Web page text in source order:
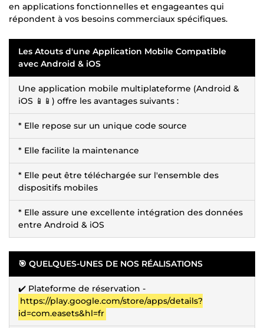
en applications fonctionnelles et engageantes qui
répondent à vos besoins commerciaux spécifiques.
Les Atouts d'une Application Mobile Compatible
avec Android & iOS
Une application mobile multiplateforme (Android &
iOS 📱📱) offre les avantages suivants :
* Elle repose sur un unique code source
* Elle facilite la maintenance
* Elle peut être téléchargée sur l'ensemble des
dispositifs mobiles
* Elle assure une excellente intégration des données
entre Android & iOS
🎯 QUELQUES-UNES DE NOS RÉALISATIONS
✔️ Plateforme de réservation -
https://play.google.com/store/apps/details?
id=com.easets&hl=fr